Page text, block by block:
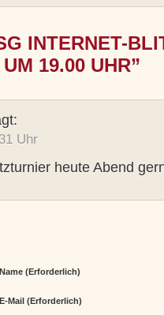
INTERNET-
19.00 UHR”
Uhr
heute Abend
Name (erforderlich)
E-Mail (erforderlich)